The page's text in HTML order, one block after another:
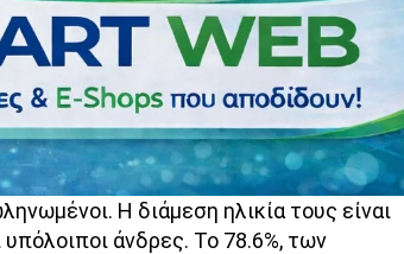
Η διάμεση ηλικία τους είναι
υπόλοιποι άνδρες. To 78.6%, των